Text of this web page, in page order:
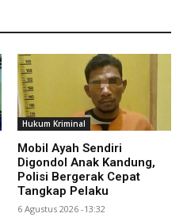
Hukum Kriminal
Mobil Ayah Sendiri
Digondol Anak Kandung,
Polisi Bergerak Cepat
Tangkap Pelaku
6 Agustus 2026 -13:32